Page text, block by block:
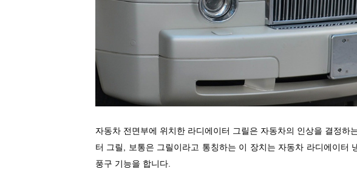
자동차 전면부에 위치한 라디에이터 그릴은 자동차의 인상을 결정하
터 그릴, 보통은 그릴이라고 통칭하는 이 장치는 자동차 라디에이터
풍구 기능을 합니다.